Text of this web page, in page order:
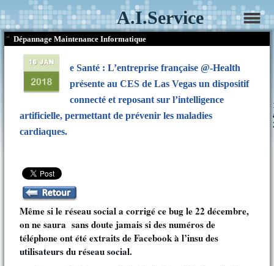
A.I.Service
¨ Dépannage Maintenance Informatique
e Santé : L’entreprise française @-Health
présente au CES de Las Vegas un dispositif
connecté et reposant sur l’intelligence
artificielle, permettant de prévenir les maladies
cardiaques.
Même si le réseau social a corrigé ce bug le 22 décembre,
on ne saura sans doute jamais si des numéros de
téléphone ont été extraits de Facebook à l’insu des
utilisateurs du réseau social.